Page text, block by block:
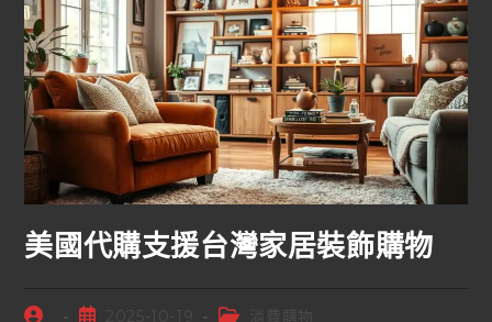
美國代購支援台灣家居裝飾購物